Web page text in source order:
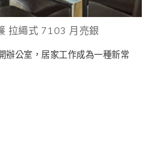
拉繩式 7103 月亮銀
辦公室，居家工作成為一種新常